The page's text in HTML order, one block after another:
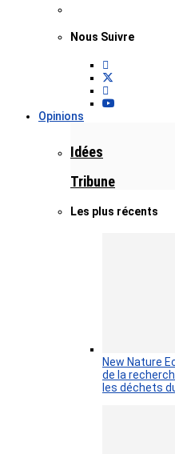
Nous Suivre
Opinions
Idées
Tribune
Les plus récents
New Nature
de la
les déchets